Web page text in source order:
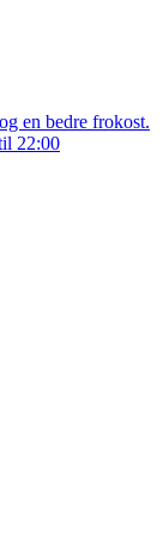
en bedre frokost.
22:00